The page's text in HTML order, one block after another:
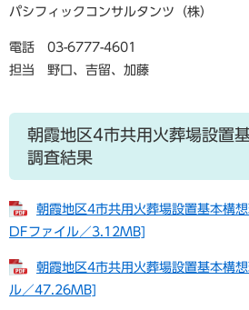
パシフィックコンサルタンツ（株）
電話 03-6777-4601
担当 野口、吉留、加藤
朝霞地区4市共用火葬場設置
調査結果
朝霞地区4市共用火葬場設置基本構
DFファイル／3.12MB]
朝霞地区4市共用火葬場設置基本構
ル／47.26MB]